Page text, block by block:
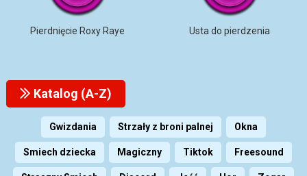
Pierdnięcie Roxy Raye Usta do pierdzenia
Katalog (A-Z)
Gwizdania Strzały z broni palnej Okna
Smiech dziecka Magiczny Tiktok Freesound